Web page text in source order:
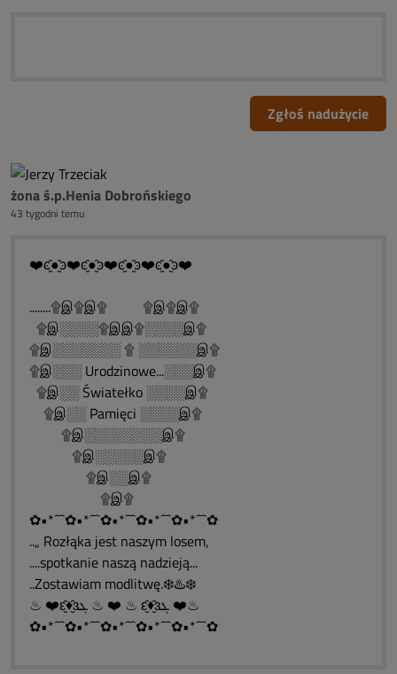
Zgłoś nadużycie
żona ś.p.Henia Dobrońskiego
43 tygodni temu
❤️ͼ̮̑●̮̑ͽ❤️ͼ̮̑●̮̑ͽ❤️ͼ̮̑●̮̑ͽ❤️ͼ̮̑●̮̑ͽ❤️
........۩இ۩இ۩ ۩இ۩இ۩
۩இ░░░░۩இஇ۩░░░░இ۩
۩இ░░░░░░░ ۩ ░░░░░░இ۩
۩இ░░░ Urodzinowe...░░░இ۩
۩இ░░ Światełko ░░░░இ۩
۩இ░░ Pamięci ░░░░இ۩
۩இ░░░░░░░░இ۩
۩இ░░░░░இ۩
۩இ░░இ۩
۩இ۩
✿•*´¯`✿•*´¯`✿•*´¯`✿•*´¯`✿•*´¯`✿
..„ Rozłąka jest naszym losem,
....spotkanie naszą nadzieją...
..Zostawiam modlitwę.❄️♨️❄️
♨ ❤️ԑ̮̑♦̮̑ɜܓ ♨ ❤️ ♨ ԑ̮̑♦̮̑ɜܓ ❤️♨
✿•*´¯`✿•*´¯`✿•*´¯`✿•*´¯`✿•*´¯`✿